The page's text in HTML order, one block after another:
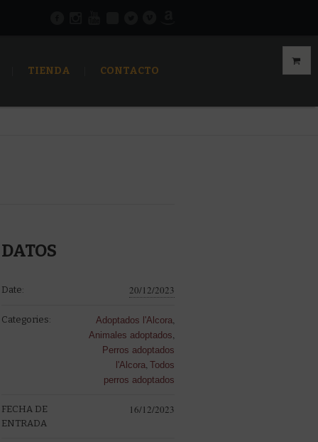
TIENDA CONTACTO
DATOS
Date: 20/12/2023
Categories: Adoptados l'Alcora,
Animales adoptados,
Perros adoptados
l'Alcora, Todos
perros adoptados
FECHA DE
ENTRADA
16/12/2023